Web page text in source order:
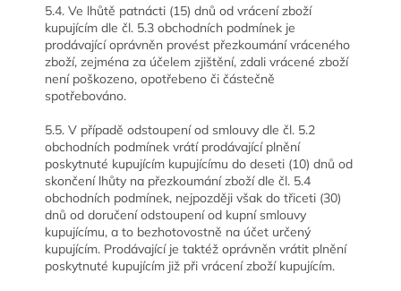
5.4. Ve lhůtě patnácti (15) dnů od vrácení zboží
kupujícím dle čl. 5.3 obchodních podmínek je
prodávající oprávněn provést přezkoumání vráceného
zboží, zejména za účelem zjištění, zdali vrácené zboží
není poškozeno, opotřebeno či částečně
spotřebováno.
5.5. V případě odstoupení od smlouvy dle čl. 5.2
obchodních podmínek vrátí prodávající plnění
poskytnuté kupujícím kupujícímu do deseti (10) dnů od
skončení lhůty na přezkoumání zboží dle čl. 5.4
obchodních podmínek, nejpozději však do třiceti (30)
dnů od doručení odstoupení od kupní smlouvy
kupujícímu, a to bezhotovostně na účet určený
kupujícím. Prodávající je taktéž oprávněn vrátit plnění
poskytnuté kupujícím již při vrácení zboží kupujícím.